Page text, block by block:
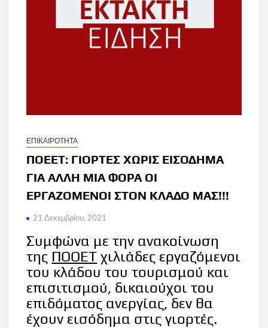
ΕΠΙΚΑΙΡΟΤΗΤΑ
ΠΟΕΕΤ: ΓΙΟΡΤΕΣ ΧΩΡΙΣ ΕΙΣΟΔΗΜΑ
ΓΙΑ ΑΛΛΗ ΜΙΑ ΦΟΡΑ ΟΙ
ΕΡΓΑΖΟΜΕΝΟΙ ΣΤΟΝ ΚΛΑΔΟ ΜΑΣ!!!
21 Δεκεμβρίου, 2021
Συμφώνα με την ανακοίνωση
της ΠΟΟΕΤ χιλιάδες εργαζόμενοι
του κλάδου του τουρισμού και
επισιτισμού, δικαιούχοι του
επιδόματος ανεργίας, δεν θα
έχουν εισόδημα στις γιορτές.